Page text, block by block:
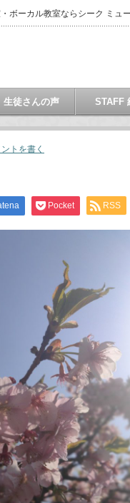
ーカル教室ならシーク ミュ
生徒さんの声 STAFF
トを書く
Pocket RSS